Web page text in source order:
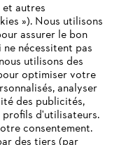
autres
»). Nous utilisons
assurer le bon
nécessitent pas
utilisons des
optimiser votre
analyser
des publicités,
d'utilisateurs.
consentement.